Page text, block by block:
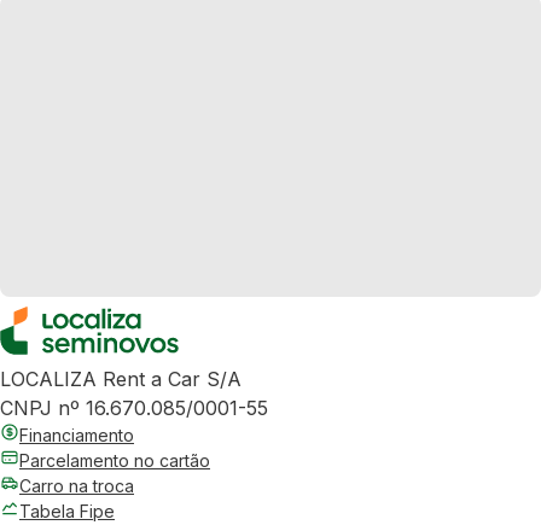
LOCALIZA Rent a Car S/A
CNPJ nº 16.670.085/0001-55
Financiamento
Parcelamento no cartão
Carro na troca
Tabela Fipe